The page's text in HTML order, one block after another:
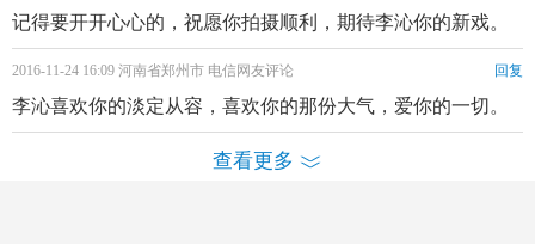
李沁个人资料简介 李沁《红龙梦》剧照
2012年，李沁与林申搭档主演的现代家庭情感剧《守望的天
空》播出，剧中李沁饰演了坚韧不拔且积极乐观的女主角葡
萄，而该剧在播出后则获得了第9届中美电影节优秀中国电视
剧金天使奖；随后，李沁客串出演的美食爱情喜剧片《饮食
记得要开开心心的，祝愿你拍摄顺利，期待李沁你的新戏。
2016-11-24 16:09 河南省郑州市 电信网友评论 回复
李沁喜欢你的淡定从容，喜欢你的那份大气，爱你的一切。
查看更多